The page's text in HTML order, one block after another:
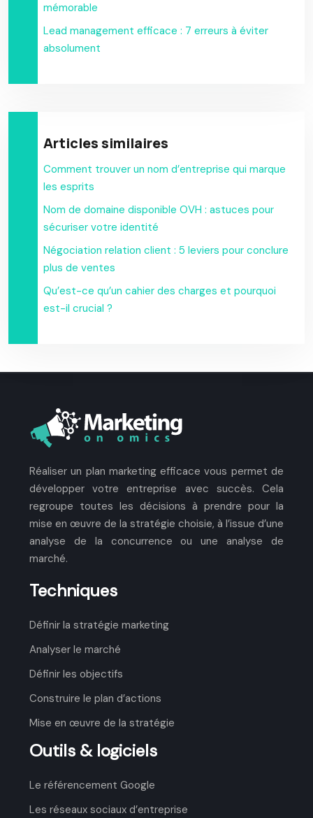
mémorable
Lead management efficace : 7 erreurs à éviter
absolument
Articles similaires
Comment trouver un nom d’entreprise qui marque
les esprits
Nom de domaine disponible OVH : astuces pour
sécuriser votre identité
Négociation relation client : 5 leviers pour conclure
plus de ventes
Qu’est-ce qu’un cahier des charges et pourquoi
est-il crucial ?
Réaliser un plan marketing efficace vous permet de
développer votre entreprise avec succès. Cela
regroupe toutes les décisions à prendre pour la
mise en œuvre de la stratégie choisie, à l’issue d’une
analyse de la concurrence ou une analyse de
marché.
Techniques
Définir la stratégie marketing
Analyser le marché
Définir les objectifs
Construire le plan d’actions
Mise en œuvre de la stratégie
Outils & logiciels
Le référencement Google
Les réseaux sociaux d’entreprise